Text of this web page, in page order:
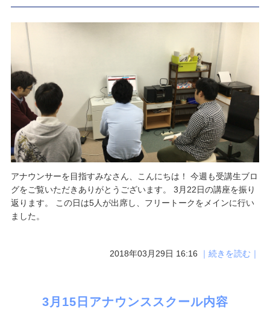
アナウンサーを目指すみなさん、こんにちは！ 今週も受講生ブロ
グをご覧いただきありがとうございます。 3月22日の講座を振り
返ります。 この日は5人が出席し、フリートークをメインに行い
ました。
2018年03月29日 16:16 ｜続きを読む｜
3月15日アナウンススクール内容